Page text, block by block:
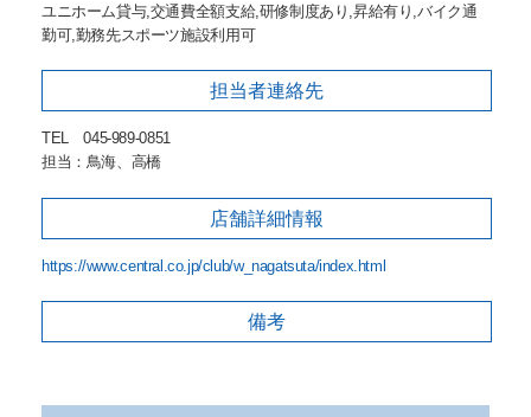
ユニホーム貸与,交通費全額支給,研修制度あり,昇給有り,バイク通
勤可,勤務先スポーツ施設利用可
担当者連絡先
TEL 045-989-0851
担当：鳥海、高橋
店舗詳細情報
https://www.central.co.jp/club/w_nagatsuta/index.html
備考